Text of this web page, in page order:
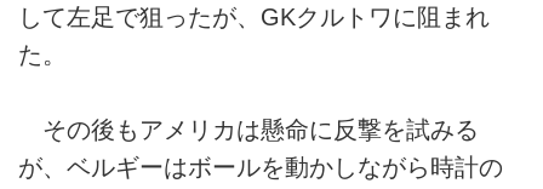
して左足で狙ったが、GKクルトワに阻まれ
た。
その後もアメリカは懸命に反撃を試みる
が、ベルギーはボールを動かしながら時計の